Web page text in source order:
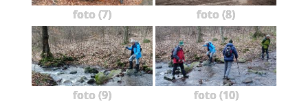
foto (7) foto (8)
foto (9) foto (10)